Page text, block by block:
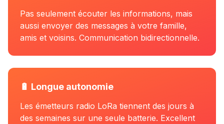
Pas seulement écouter les informations, mais
aussi envoyer des messages à votre famille,
amis et voisins. Communication bidirectionnelle.
🔋 Longue autonomie
Les émetteurs radio LoRa tiennent des jours à
des semaines sur une seule batterie. Excellent